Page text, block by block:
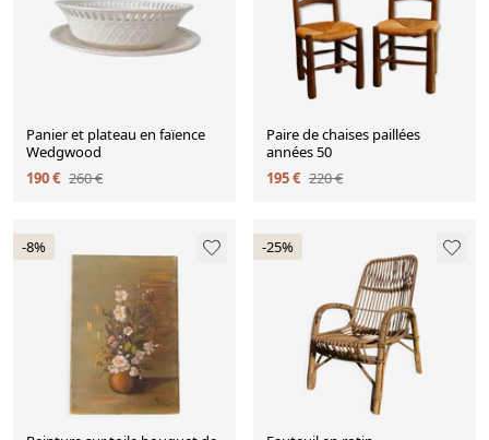
Panier et plateau en faïence
Wedgwood
190 € 260 €
Paire de chaises paillées
années 50
195 € 220 €
-8% -25%